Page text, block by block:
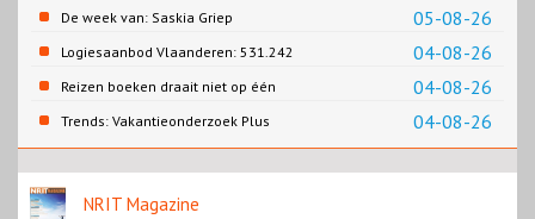
05-08-26
De week van: Saskia Griep
04-08-26
Logiesaanbod Vlaanderen: 531.242
slaapplaatsen
04-08-26
Reizen boeken draait niet op één
contentbron
04-08-26
Trends: Vakantieonderzoek Plus
NRIT Magazine